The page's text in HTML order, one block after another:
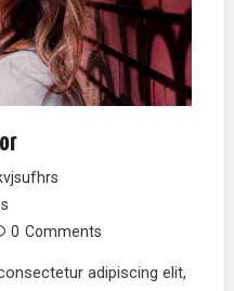
0 Comments
adipiscing elit,